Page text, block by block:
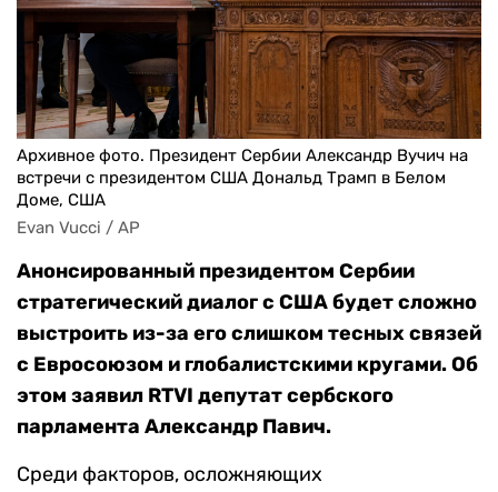
Архивное фото. Президент Сербии Александр Вучич на
встречи с президентом США Дональд Трамп в Белом
Доме, США
Evan Vucci / AP
Анонсированный президентом Сербии
стратегический диалог с США будет сложно
выстроить из-за его слишком тесных связей
с Евросоюзом и глобалистскими кругами. Об
этом заявил RTVI депутат сербского
парламента Александр Павич.
Среди факторов, осложняющих